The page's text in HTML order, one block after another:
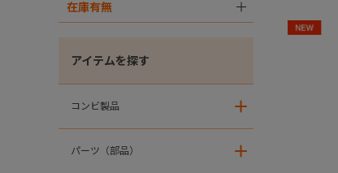
在庫有無
アイテムを探す
コンビ製品
パーツ（部品）